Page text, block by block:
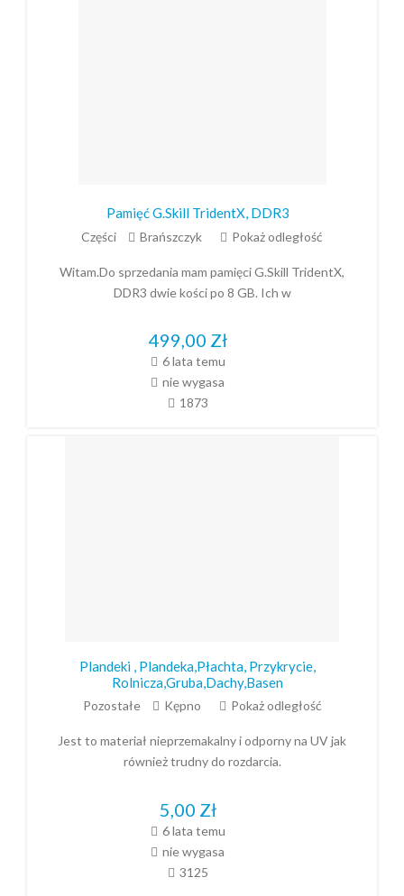
Pamięć G.Skill TridentX, DDR3
Części Brańszczyk Pokaż odległość
Witam.Do sprzedania mam pamięci G.Skill TridentX,
DDR3 dwie kości po 8 GB. Ich w
499,00 Zł
6 lata temu
nie wygasa
1873
Plandeki , Plandeka,Płachta, Przykrycie,
Rolnicza,Gruba,Dachy,Basen
Pozostałe Kępno Pokaż odległość
Jest to materiał nieprzemakalny i odporny na UV jak
również trudny do rozdarcia.
5,00 Zł
6 lata temu
nie wygasa
3125